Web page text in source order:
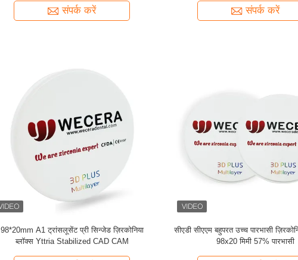
संपर्क करें संपर्क करें
98*20mm A1 ट्रांसलूसेंट प्री सिन्जेड ज़िरकोनिया
ब्लॉक्स Yttria Stabilized CAD CAM
सीएडी सीएएम बहुपरत उच्च पारभासी
98x20 मिमी 57% पारभासी